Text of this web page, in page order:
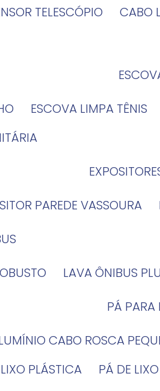
TELESCÓPIO
ESCOVA LIMPA TÊNIS
PAREDE VASSOURA
LAVA ÔNIBUS
PÁ
CABO ROSCA
LIXO PLÁSTICA PÁ DE